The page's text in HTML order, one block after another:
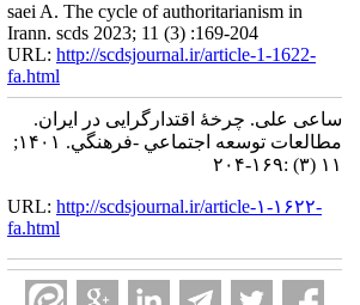
saei A. The cycle of authoritarianism in
Irann. scds 2023; 11 (3) :169-204
URL: http://scdsjournal.ir/article-1-1622-
fa.html
ساعی علی. چرخۀ اقتدارگرایی در ایران.
مطالعات توسعه اجتماعي -فرهنگي. ۱۴۰۱;
۱۱ (۳) :۱۶۹-۲۰۴
URL: http://scdsjournal.ir/article-۱-۱۶۲۲-
fa.html